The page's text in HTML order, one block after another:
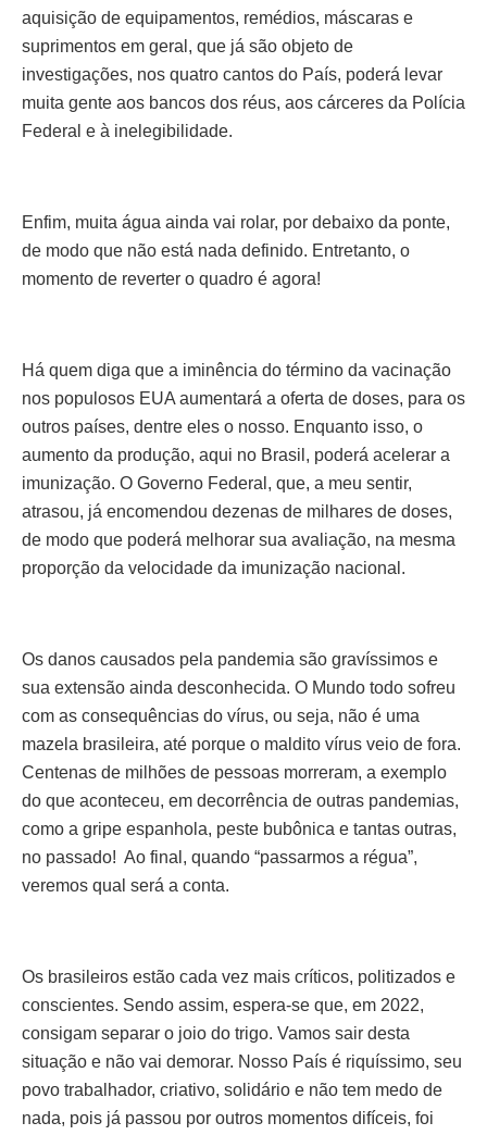
aquisição de equipamentos, remédios, máscaras e
suprimentos em geral, que já são objeto de
investigações, nos quatro cantos do País, poderá levar
muita gente aos bancos dos réus, aos cárceres da Polícia
Federal e à inelegibilidade.
Enfim, muita água ainda vai rolar, por debaixo da ponte,
de modo que não está nada definido. Entretanto, o
momento de reverter o quadro é agora!
Há quem diga que a iminência do término da vacinação
nos populosos EUA aumentará a oferta de doses, para os
outros países, dentre eles o nosso. Enquanto isso, o
aumento da produção, aqui no Brasil, poderá acelerar a
imunização. O Governo Federal, que, a meu sentir,
atrasou, já encomendou dezenas de milhares de doses,
de modo que poderá melhorar sua avaliação, na mesma
proporção da velocidade da imunização nacional.
Os danos causados pela pandemia são gravíssimos e
sua extensão ainda desconhecida. O Mundo todo sofreu
com as consequências do vírus, ou seja, não é uma
mazela brasileira, até porque o maldito vírus veio de fora.
Centenas de milhões de pessoas morreram, a exemplo
do que aconteceu, em decorrência de outras pandemias,
como a gripe espanhola, peste bubônica e tantas outras,
no passado! Ao final, quando “passarmos a régua”,
veremos qual será a conta.
Os brasileiros estão cada vez mais críticos, politizados e
conscientes. Sendo assim, espera-se que, em 2022,
consigam separar o joio do trigo. Vamos sair desta
situação e não vai demorar. Nosso País é riquíssimo, seu
povo trabalhador, criativo, solidário e não tem medo de
nada, pois já passou por outros momentos difíceis, foi